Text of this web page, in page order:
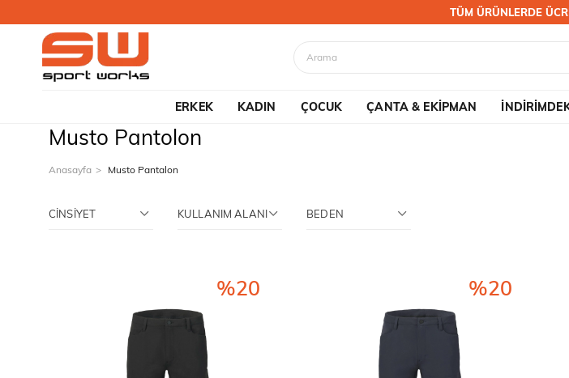
TÜM ÜRÜNLERDE
ERKEK KADIN ÇOCUK ÇANTA & EKİPMAN
Musto Pantolon
Anasayfa Musto Pantalon
CINSIYET KULLANIM ALANI BEDEN
%20 %20